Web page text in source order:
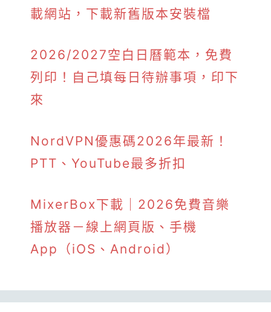
載網站，下載新舊版本安裝檔
2026/2027空白日曆範本，免費
列印！自己填每日待辦事項，印下
來
NordVPN優惠碼2026年最新！
PTT、YouTube最多折扣
MixerBox下載｜2026免費音樂
播放器－線上網頁版、手機
App（iOS、Android）